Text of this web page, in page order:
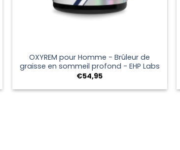
OXYREM pour Homme - Brûleur de
graisse en sommeil profond - EHP Labs
€54,95